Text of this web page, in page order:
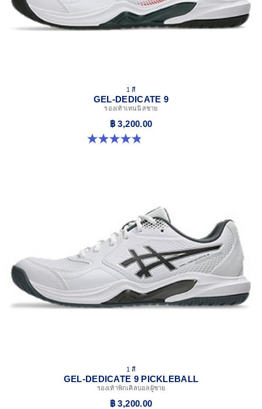
1 สี
GEL-DEDICATE 9
รองเท้าเทนนิสชาย
฿ 3,200.00
4.8 จาก 5 ดาว 6 รีวิว
1 สี
GEL-DEDICATE 9 PICKLEBALL
รองเท้าพิกเคิลบอลผู้ชาย
฿ 3,200.00